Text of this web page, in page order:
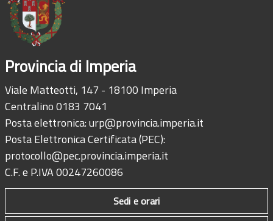
Provincia di Imperia
Viale Matteotti, 147 - 18100 Imperia
Centralino 0183 7041
Posta elettronica:urp@provincia.imperia.it
Posta Elettronica Certificata (PEC):
protocollo@pec.provincia.imperia.it
C.F. e P.IVA 00247260086
Sedi e orari